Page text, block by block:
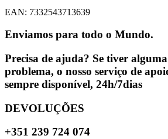
EAN: 7332543713639
Enviamos para todo o Mundo.
Precisa de ajuda? Se tiver
problema, o nosso serviço de
sempre disponível, 24h/7dias
DEVOLUÇÕES
+351 239 724 074